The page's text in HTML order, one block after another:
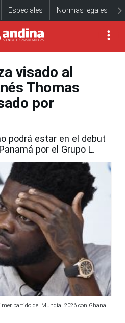
Especiales Normas legales
visado al
Thomas
por
podrá estar en el debut
por el Grupo L.
partido del Mundial 2026 con Ghana